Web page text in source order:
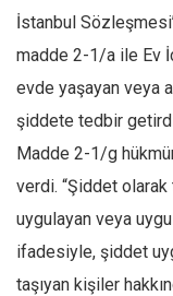
İstanbul
madde 2-1/a ile Ev
evde yaşayan veya
şiddete tedbir
Madde 2-1/g
verdi. “Şiddet olarak
uygulayan veya
ifadesiyle, şiddet
taşıyan kişiler